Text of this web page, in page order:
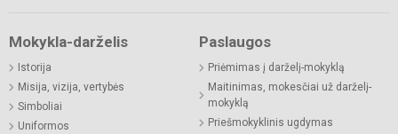
Mokykla-darželis
Istorija
Misija, vizija, vertybės
Simboliai
Uniformos
Paslaugos
Priėmimas į darželį-mokyklą
Maitinimas, mokesčiai už darželį-
mokyklą
Priešmokyklinis ugdymas